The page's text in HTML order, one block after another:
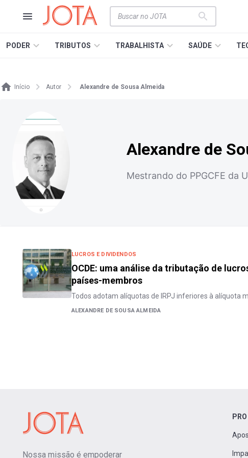
PODER TRIBUTOS TRABALHISTA SAÚDE
Início Autor Alexandre de Sousa Almeida
Alexandre de
Mestrando do PPGCFE da
LUCROS E DIVIDENDOS
OCDE: uma análise da tributação de
países-membros
Todos adotam alíquotas de IRPJ inferiores à alíquota
ALEXANDRE DE SOUSA ALMEIDA
Nossa missão é empoderar